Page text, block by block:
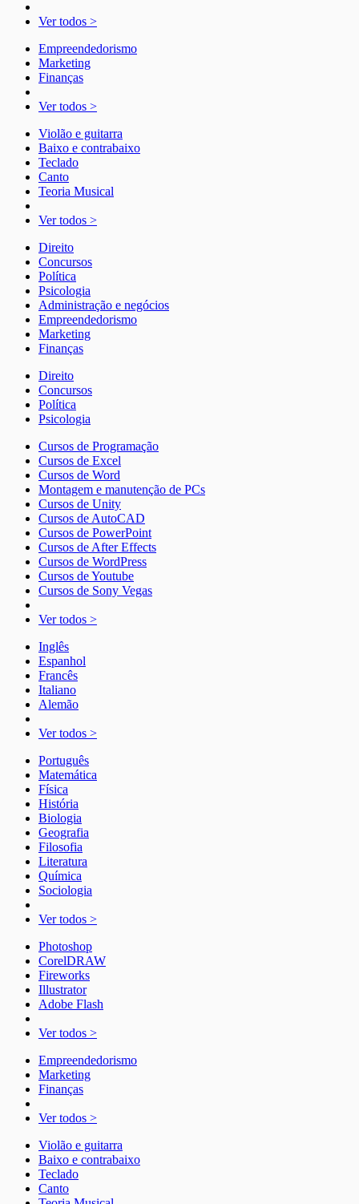
Ver todos >
Empreendedorismo
Marketing
Finanças
Ver todos >
Violão e guitarra
Baixo e contrabaixo
Teclado
Canto
Teoria Musical
Ver todos >
Direito
Concursos
Política
Psicologia
Administração e negócios
Empreendedorismo
Marketing
Finanças
Direito
Concursos
Política
Psicologia
Cursos de Programação
Cursos de Excel
Cursos de Word
Montagem e manutenção de PCs
Cursos de Unity
Cursos de AutoCAD
Cursos de PowerPoint
Cursos de After Effects
Cursos de WordPress
Cursos de Youtube
Cursos de Sony Vegas
Ver todos >
Inglês
Espanhol
Francês
Italiano
Alemão
Ver todos >
Português
Matemática
Física
História
Biologia
Geografia
Filosofia
Literatura
Química
Sociologia
Ver todos >
Photoshop
CorelDRAW
Fireworks
Illustrator
Adobe Flash
Ver todos >
Empreendedorismo
Marketing
Finanças
Ver todos >
Violão e guitarra
Baixo e contrabaixo
Teclado
Canto